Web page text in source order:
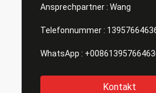
Ansprechpartner : Wang
Telefonnummer :
WhatsApp :
Kontakt